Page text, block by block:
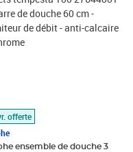
offerte
ensemble de douche 3